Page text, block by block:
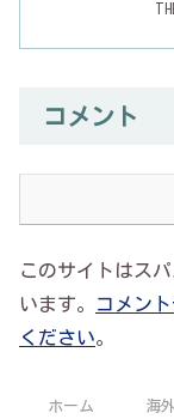
コメント
このサイトはス
います。
コメン
ください。
ホーム 海